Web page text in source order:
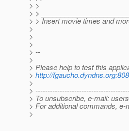
> >
> >
> > Insert movie times and
>
>
>
> --
>
> Please help to test this
> http://
>
>
> To unsubscribe, e-mail:
> For additional commands,
>